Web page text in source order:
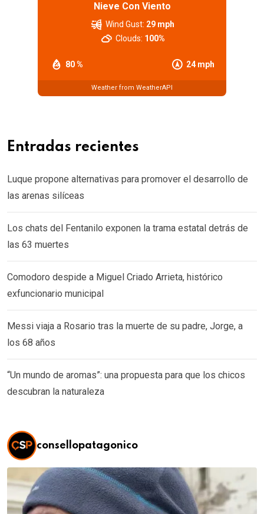
Nieve Con Viento
80 % 24 mph
Wind Gust: 29 mph
Clouds: 100%
Weather from WeatherAPI
Entradas recientes
Luque propone alternativas para promover el desarrollo de
las arenas silíceas
Los chats del Fentanilo exponen la trama estatal detrás de
las 63 muertes
Comodoro despide a Miguel Criado Arrieta, histórico
exfuncionario municipal
Messi viaja a Rosario tras la muerte de su padre, Jorge, a
los 68 años
“Un mundo de aromas”: una propuesta para que los chicos
descubran la naturaleza
consellopatagonico